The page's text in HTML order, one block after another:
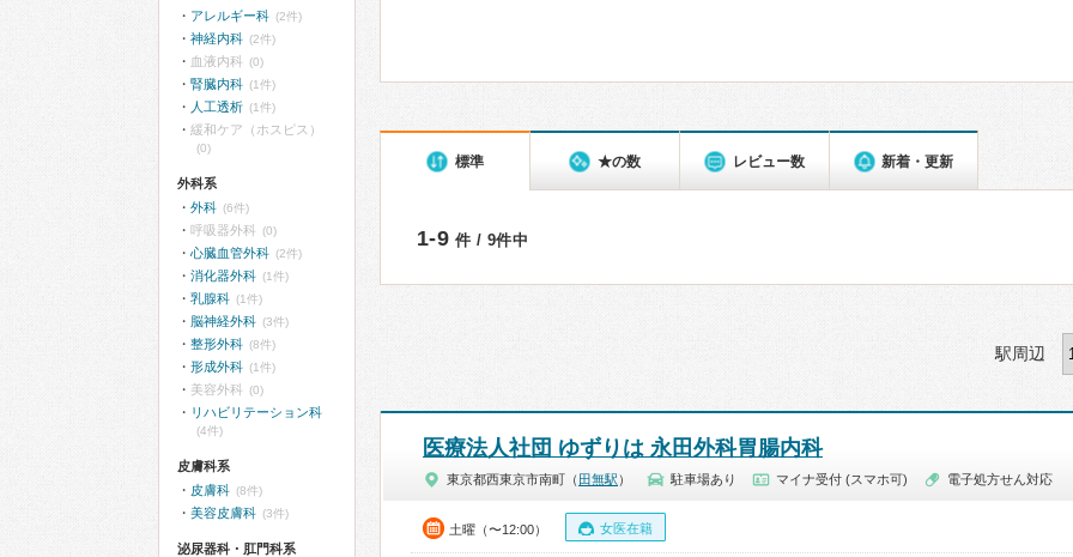
標準 ★の数 レビュー数 新着・更新
1-9 件 / 9件中
駅周辺
医療法人社団 ゆずりは 永田外科胃腸内科
東京都西東京市南町（ 田無駅 ） 駐車場あり マイナ受付 (スマホ可) 電子処方せん対応
土曜（〜12:00） 女医在籍
アレルギー科 (2件)
神経内科 (2件)
血液内科 (0)
腎臓内科 (1件)
人工透析 (1件)
緩和ケア（ホスピス）
(0)
外科系
外科 (6件)
呼吸器外科 (0)
心臓血管外科 (2件)
消化器外科 (1件)
乳腺科 (1件)
脳神経外科 (3件)
整形外科 (8件)
形成外科 (1件)
美容外科 (0)
リハビリテーション科
(4件)
皮膚科系
皮膚科 (8件)
美容皮膚科 (3件)
泌尿器科・肛門科系